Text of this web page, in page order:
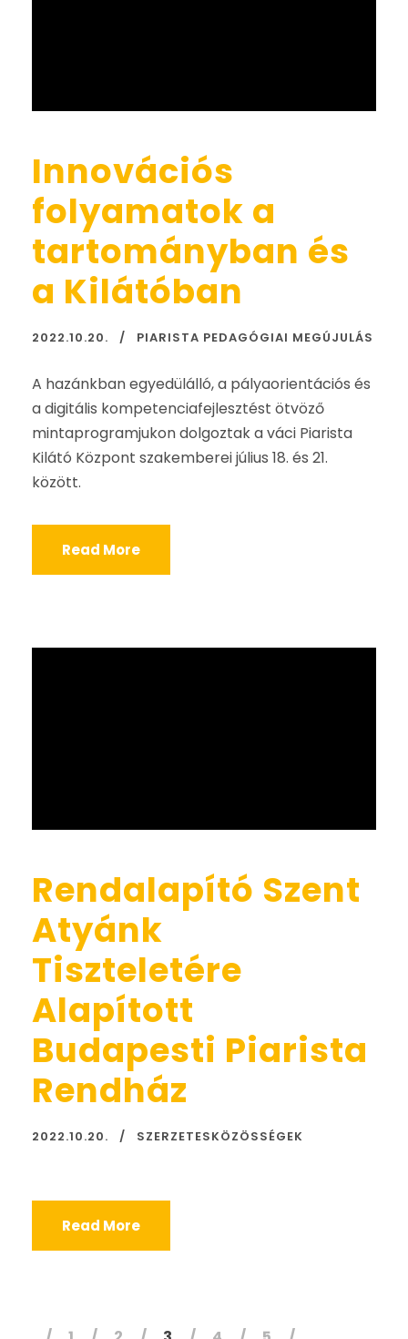
Innovációs
folyamatok a
tartományban és
a Kilátóban
2022.10.20. PIARISTA PEDAGÓGIAI MEGÚJULÁS
A hazánkban egyedülálló, a pályaorientációs és
a digitális kompetenciafejlesztést ötvöző
mintaprogramjukon dolgoztak a váci Piarista
Kilátó Központ szakemberei július 18. és 21.
között.
Read More
Rendalapító Szent
Atyánk
Tiszteletére
Alapított
Budapesti Piarista
Rendház
2022.10.20. SZERZETESKÖZÖSSÉGEK
Read More